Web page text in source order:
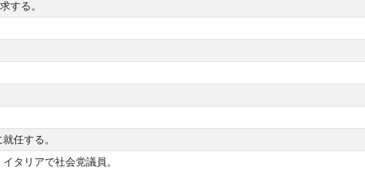
する。
任する。
タリアで社会党議員。